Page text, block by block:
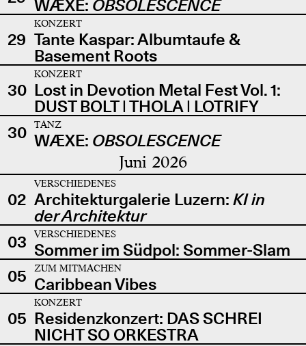
WÆXE: OBSOLESCENCE
29
KONZERT
Tante Kaspar: Albumtaufe &
Basement Roots
30
KONZERT
Lost in Devotion Metal Fest Vol. 1:
DUST BOLT | THOLA | LOTRIFY
30
TANZ
WÆXE: OBSOLESCENCE
Juni 2026
02
VERSCHIEDENES
Architekturgalerie Luzern: KI in
der Architektur
03
VERSCHIEDENES
Sommer im Südpol: Sommer-Slam
05
ZUM MITMACHEN
Caribbean Vibes
05
KONZERT
Residenzkonzert: DAS SCHREI
NICHT SO ORKESTRA